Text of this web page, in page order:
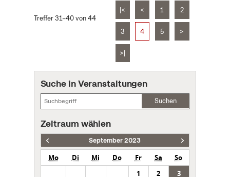
Treffer 31–40 von 44
|< < 1 2
3 4 5 >
>|
Suche in Veranstaltungen
Suchen
Zeitraum wählen
September 2023
Mo Di Mi Do Fr Sa
So
1
2
3